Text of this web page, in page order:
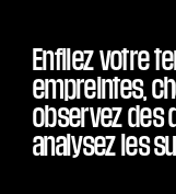
Enfilez votre
empreintes,
observez des
analysez les